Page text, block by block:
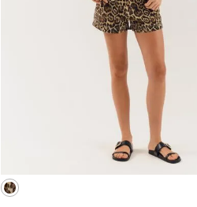
44
ADICIONAR À SACOLA